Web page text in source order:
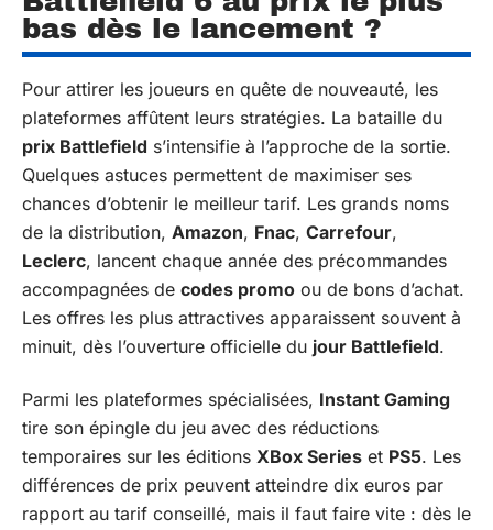
bas dès le lancement ?
Pour attirer les joueurs en quête de nouveauté, les
plateformes affûtent leurs stratégies. La bataille du
prix Battlefield s’intensifie à l’approche de la sortie.
Quelques astuces permettent de maximiser ses
chances d’obtenir le meilleur tarif. Les grands noms
de la distribution, Amazon, Fnac, Carrefour,
Leclerc, lancent chaque année des précommandes
accompagnées de codes promo ou de bons d’achat.
Les offres les plus attractives apparaissent souvent à
minuit, dès l’ouverture officielle du jour Battlefield.
Parmi les plateformes spécialisées, Instant Gaming
tire son épingle du jeu avec des réductions
temporaires sur les éditions XBox Series et PS5. Les
différences de prix peuvent atteindre dix euros par
rapport au tarif conseillé, mais il faut faire vite : dès le